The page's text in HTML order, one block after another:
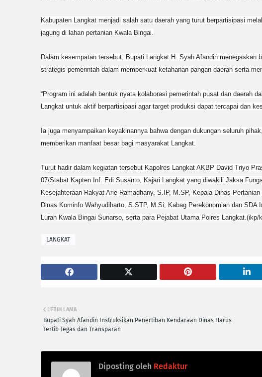
Kabupaten Langkat menjadi salah satu daerah yang turut berpartisipasi
jagung di lahan pertanian Kwala Bingai.
Dalam kesempatan tersebut, Bupati Langkat H. Syah Afandin menegaskan
strategis pemerintah dalam memperkuat ketahanan pangan daerah serta
“Program ini adalah bentuk nyata kolaborasi pemerintah pusat dan daerah
Langkat untuk aktif berpartisipasi agar target produksi dapat tercapai dan
Ia juga menyampaikan keyakinannya bahwa dengan dukungan seluruh
memberikan manfaat besar bagi masyarakat Langkat.
Turut hadir dalam kegiatan tersebut Kapolres Langkat AKBP David Triyo
07/Stabat Kapten Inf. Edi Susanto, Kajari Langkat yang diwakili Jaksa
Kesejahteraan Rakyat Arie Ramadhany, S.IP, M.SP, Kepala Dinas
Dinas Kominfo Wahyudiharto, S.STP, M.Si, Kabag Perekonomian dan
Lurah Kwala Bingai Sunarso, serta para Pejabat Utama Polres Langkat.(ikp/
LANGKAT
LEBIH LAMA
Bupati Syah Afandin Instruksikan Penertiban Kendaraan Dinas Harus
Tertib Tegas dan Transparan
Diposting oleh Redaktur